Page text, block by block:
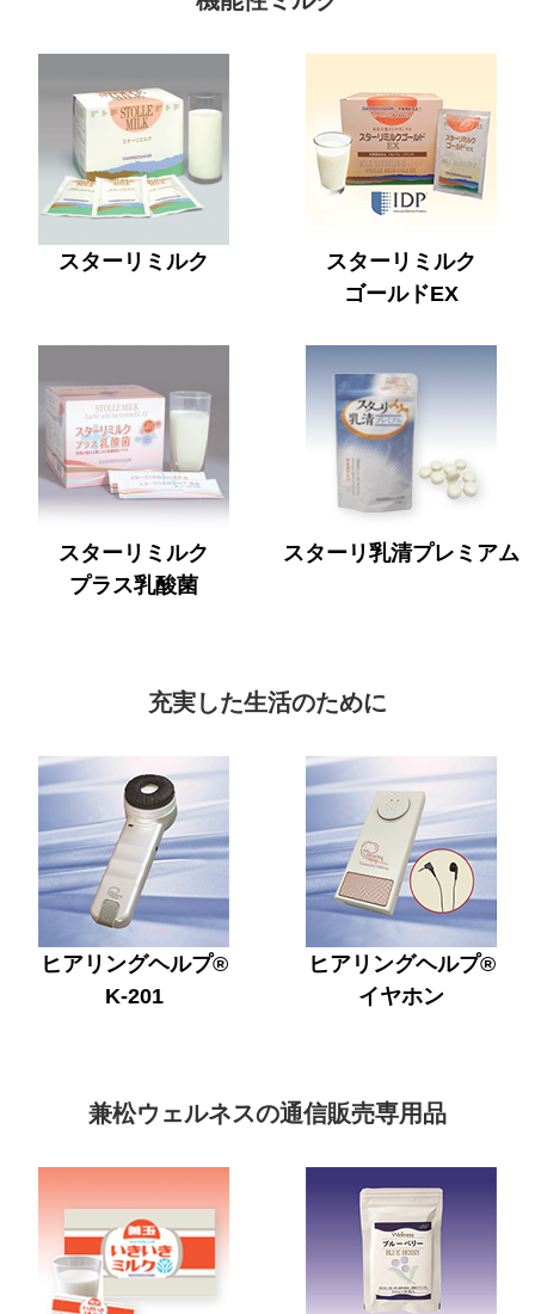
スターリミルク
スターリミルク
ゴールドEX
スターリミルク
プラス乳酸菌
スターリ乳清プレミアム
充実した生活のために
ヒアリングヘルプ®
K-201
ヒアリングヘルプ®
イヤホン
兼松ウェルネスの通信販売専用品